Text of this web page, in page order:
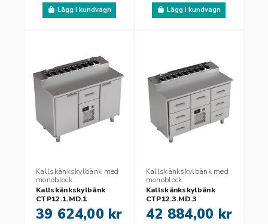
Lägg i kundvagn Lägg i kundvagn
Kallskänkskylbänk med
monoblock
Kallskänkskylbänk
CTP12.1.MD.1
39 624,00 kr
Kallskänkskylbänk med
monoblock
Kallskänkskylbänk
CTP12.3.MD.3
42 884,00 kr